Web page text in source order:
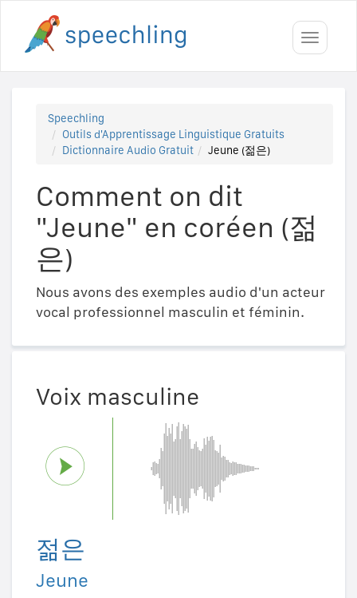
Toggle
Speechling
Outils d'Apprentissage Linguistique Gratuits
Dictionnaire Audio Gratuit
Jeune (젊은)
Comment on dit
"Jeune" en coréen (젊
은)
Nous avons des exemples audio d'un acteur
vocal professionnel masculin et féminin.
Voix masculine
젊은
Jeune